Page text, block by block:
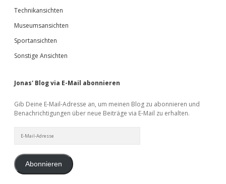
Technikansichten
Museumsansichten
Sportansichten
Sonstige Ansichten
Jonas' Blog via E-Mail abonnieren
Gib Deine E-Mail-Adresse an, um meinen Blog zu abonnieren und
Benachrichtigungen über neue Beiträge via E-Mail zu erhalten.
Mail-
Abonnieren